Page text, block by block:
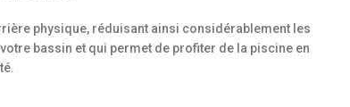
physique, réduisant ainsi considérablement les
bassin et qui permet de profiter de la piscine en